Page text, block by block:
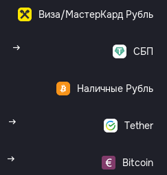
Виза/МастерКард Рубль
СБП
Наличные Рубль
Tether
Bitcoin